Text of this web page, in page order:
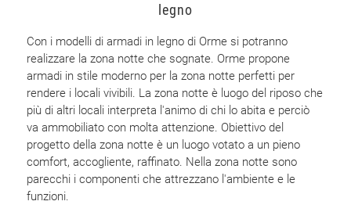
legno
Con i modelli di armadi in legno di Orme si potranno
realizzare la zona notte che sognate. Orme propone
armadi in stile moderno per la zona notte perfetti per
rendere i locali vivibili. La zona notte è luogo del riposo che
più di altri locali interpreta l'animo di chi lo abita e perciò
va ammobiliato con molta attenzione. Obiettivo del
progetto della zona notte è un luogo votato a un pieno
comfort, accogliente, raffinato. Nella zona notte sono
parecchi i componenti che attrezzano l'ambiente e le
funzioni.